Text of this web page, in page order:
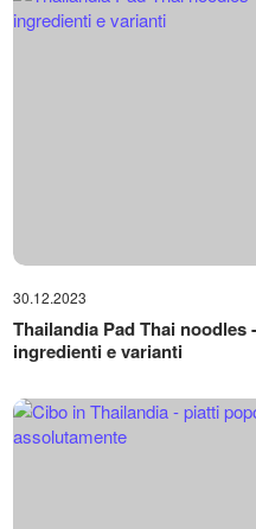
30.12.2023
Thailandia Pad Thai
ingredienti e varianti